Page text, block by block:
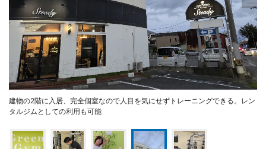
建物の2階に入居、完全個室なので人目を気にせずトレーニングできる。レン
タルジムとしての利用も可能